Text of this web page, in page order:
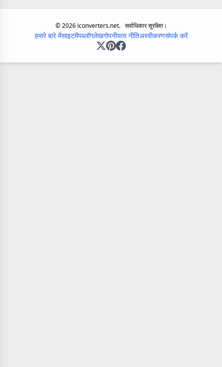
©2026iconverters.net. सर्वाधिकार सुरक्षित।
हमारे बारे मेंसाइटमैपब्लॉगलेखगोपनीयता नीतिअस्वीकरणसंपर्क करें